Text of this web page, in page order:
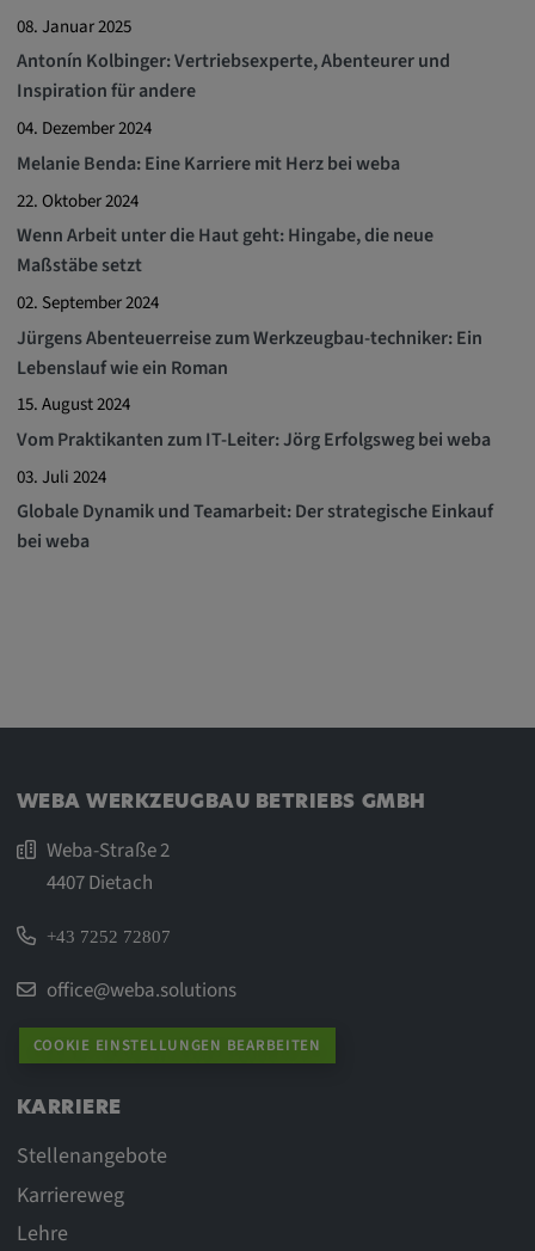
08. Januar 2025
Antonín Kolbinger: Vertriebsexperte, Abenteurer und
Inspiration für andere
04. Dezember 2024
Melanie Benda: Eine Karriere mit Herz bei weba
22. Oktober 2024
Wenn Arbeit unter die Haut geht: Hingabe, die neue
Maßstäbe setzt
02. September 2024
Jürgens Abenteuerreise zum Werkzeugbau-techniker: Ein
Lebenslauf wie ein Roman
15. August 2024
Vom Praktikanten zum IT-Leiter: Jörg Erfolgsweg bei weba
03. Juli 2024
Globale Dynamik und Teamarbeit: Der strategische Einkauf
bei weba
WEBA WERKZEUGBAU BETRIEBS GMBH
Weba-Straße 2
4407 Dietach
+43 7252 72807
office@weba.solutions
COOKIE EINSTELLUNGEN BEARBEITEN
KARRIERE
Stellenangebote
Karriereweg
Lehre